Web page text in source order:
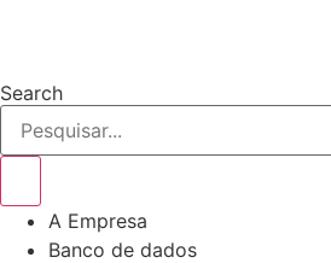
Search
A Empresa
Banco de dados